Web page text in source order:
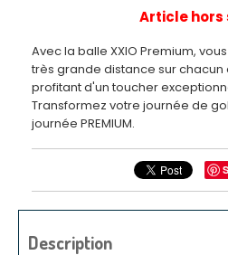
Article hors
Avec la balle XXIO Premium,
très grande distance sur
profitant d'un toucher
Transformez votre journée de
journée PREMIUM.
Description